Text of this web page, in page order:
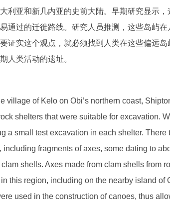
利亚和新几内亚的史前大陆。早期研究显示
通过的迁徙路线。研究人员推测，这些岛屿
证实这个观点，就必须找到人类在这些偏远
人类活动的遗址。
village of Kelo on Obi’s northern coast,
shelters that were suitable for excavation.
a small test excavation in each shelter.
including fragments of axes, some dating to
shells. Axes made from clam shells from
this region, including on the nearby island of
used in the construction of canoes, thus